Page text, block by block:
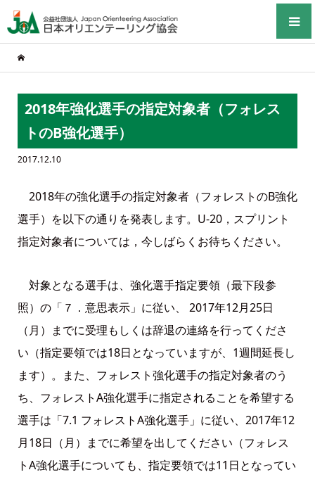
2018年強化選手の指定対象者（フォレス
トのB強化選手）
2017.12.10
2018年の強化選手の指定対象者（フォレストのB強化
選手）を以下の通りを発表します。U-20，スプリント
指定対象者については，今しばらくお待ちください。
対象となる選手は、強化選手指定要領（最下段参
照）の「７．意思表示」に従い、 2017年12月25日
（月）までに受理もしくは辞退の連絡を行ってくださ
い（指定要領では18日となっていますが、1週間延長し
ます）。また、フォレスト強化選手の指定対象者のう
ち、フォレストA強化選手に指定されることを希望する
選手は「7.1 フォレストA強化選手」に従い、2017年12
月18日（月）までに希望を出してください（フォレス
トA強化選手についても、指定要領では11日となってい